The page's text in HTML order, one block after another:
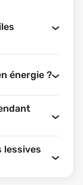
énergie ?
lessives